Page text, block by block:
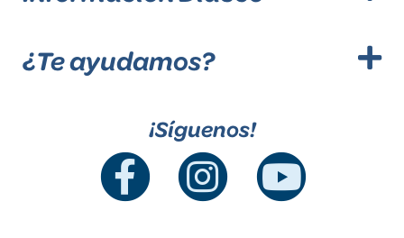
¿Te ayudamos?
¡Síguenos!